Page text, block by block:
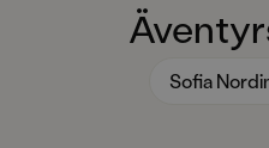
Sofia